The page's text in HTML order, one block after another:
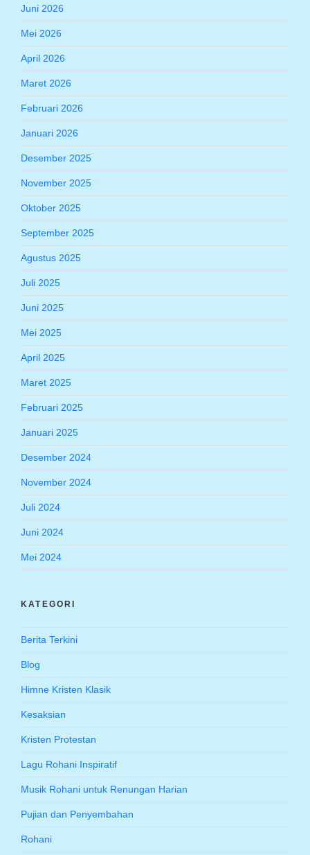
Juni 2026
Mei 2026
April 2026
Maret 2026
Februari 2026
Januari 2026
Desember 2025
November 2025
Oktober 2025
September 2025
Agustus 2025
Juli 2025
Juni 2025
Mei 2025
April 2025
Maret 2025
Februari 2025
Januari 2025
Desember 2024
November 2024
Juli 2024
Juni 2024
Mei 2024
KATEGORI
Berita Terkini
Blog
Himne Kristen Klasik
Kesaksian
Kristen Protestan
Lagu Rohani Inspiratif
Musik Rohani untuk Renungan Harian
Pujian dan Penyembahan
Rohani